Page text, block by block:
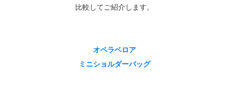
比較してご紹介します。
オペラベロア
ミニショルダーバッグ